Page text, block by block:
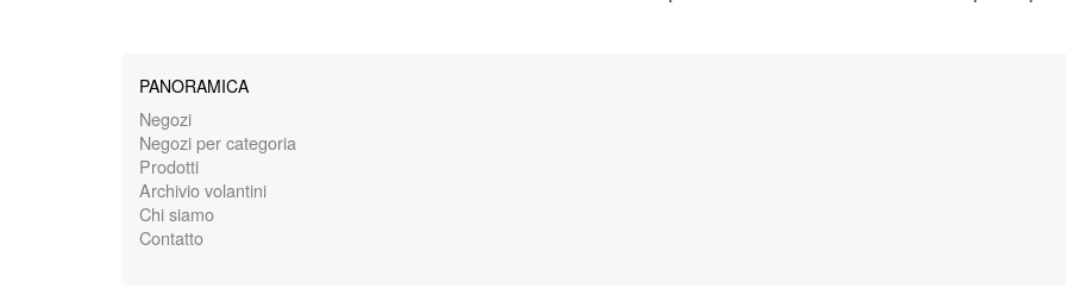
PANORAMICA
Negozi
Negozi per categoria
Prodotti
Archivio volantini
Chi siamo
Contatto